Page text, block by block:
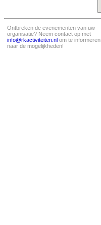
Ontbreken de evenementen van uw
organisatie? Neem contact op met
info@rkactiviteiten.nl om te informeren
naar de mogelijkheden!